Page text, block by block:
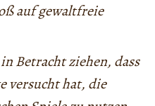
auf gewaltfreie
Betracht ziehen, dass
versucht hat, die